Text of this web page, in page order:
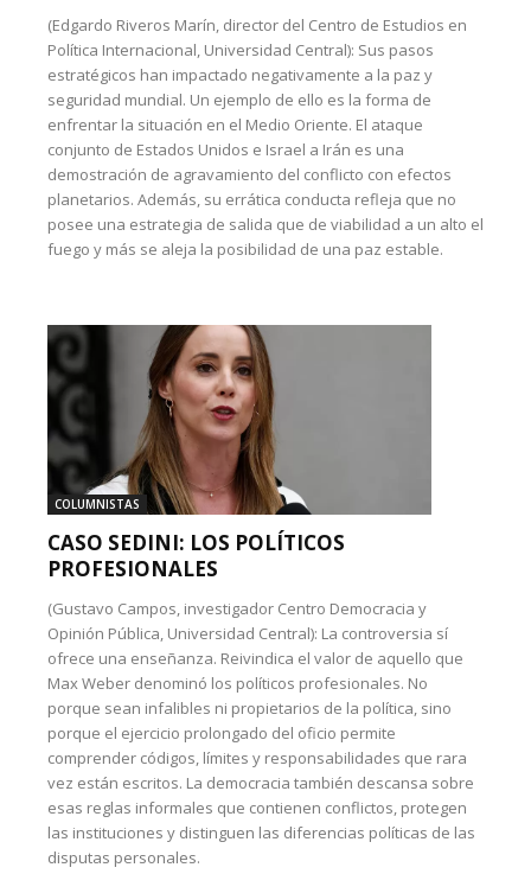
(Edgardo Riveros Marín, director del Centro de Estudios en
Política Internacional, Universidad Central): Sus pasos
estratégicos han impactado negativamente a la paz y
seguridad mundial. Un ejemplo de ello es la forma de
enfrentar la situación en el Medio Oriente. El ataque
conjunto de Estados Unidos e Israel a Irán es una
demostración de agravamiento del conflicto con efectos
planetarios. Además, su errática conducta refleja que no
posee una estrategia de salida que de viabilidad a un alto el
fuego y más se aleja la posibilidad de una paz estable.
COLUMNISTAS
CASO SEDINI: LOS POLÍTICOS
PROFESIONALES
(Gustavo Campos, investigador Centro Democracia y
Opinión Pública, Universidad Central): La controversia sí
ofrece una enseñanza. Reivindica el valor de aquello que
Max Weber denominó los políticos profesionales. No
porque sean infalibles ni propietarios de la política, sino
porque el ejercicio prolongado del oficio permite
comprender códigos, límites y responsabilidades que rara
vez están escritos. La democracia también descansa sobre
esas reglas informales que contienen conflictos, protegen
las instituciones y distinguen las diferencias políticas de las
disputas personales.